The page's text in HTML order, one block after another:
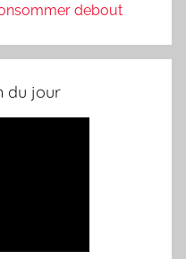
debout
du jour